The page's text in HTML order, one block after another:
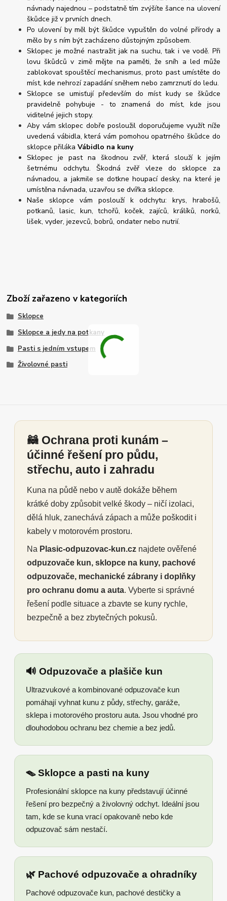
návnady najednou – podstatně tím zvýšíte šance na ulovení
škůdce již v prvních dnech.
Po ulovení by měl být škůdce vypuštěn do volné přírody a
mělo by s ním být zacházeno důstojným způsobem.
Sklopec je možné nastražit jak na suchu, tak i ve vodě. Při
lovu škůdců v zimě mějte na paměti, že sníh a led může
zablokovat spouštěcí mechanismus, proto past umístěte do
míst, kde nehrozí zapadání sněhem nebo zamrznutí do ledu.
Sklopce se umisťují především do míst kudy se škůdce
pravidelně pohybuje - to znamená do míst, kde jsou
viditelné jejich stopy.
Aby vám sklopec dobře posloužil doporučujeme využít níže
uvedená vábidla, která vám pomohou opatrného škůdce do
sklopce přilákaVábidlo na kuny
Sklopec je past na škodnou zvěř, která slouží k jejím
šetrnému odchytu. Škodná zvěř vleze do sklopce za
návnadou, a jakmile se dotkne houpací desky, na které je
umístěna návnada, uzavřou se dvířka sklopce.
Naše sklopce vám poslouží k odchytu: krys, hrabošů,
potkanů, lasic, kun, tchořů, koček, zajíců, králíků, norků,
lišek, vyder, jezevců, bobrů, ondater nebo nutrií.
Zboží zařazeno v kategoriích
Sklopce
Sklopce a jedy na potkany
Pasti s jedním vstupem
Živolovné pasti
🦝 Ochrana proti kunám –
účinné řešení pro půdu,
střechu, auto i zahradu
Kuna na půdě nebo v autě dokáže během
krátké doby způsobit velké škody – ničí izolaci,
dělá hluk, zanechává zápach a může poškodit i
kabely v motorovém prostoru.
Na Plasic-odpuzovac-kun.cz najdete ověřené
odpuzovače kun, sklopce na kuny, pachové
odpuzovače, mechanické zábrany i doplňky
pro ochranu domu a auta. Vyberte si správné
řešení podle situace a zbavte se kuny rychle,
bezpečně a bez zbytečných pokusů.
🔊 Odpuzovače a plašiče kun
Ultrazvukové a kombinované odpuzovače kun
pomáhají vyhnat kunu z půdy, střechy, garáže,
sklepa i motorového prostoru auta. Jsou vhodné pro
dlouhodobou ochranu bez chemie a bez jedů.
🪤 Sklopce a pasti na kuny
Profesionální sklopce na kuny představují účinné
řešení pro bezpečný a živolovný odchyt. Ideální jsou
tam, kde se kuna vrací opakovaně nebo kde
odpuzovač sám nestačí.
🌿 Pachové odpuzovače a ohradníky
Pachové odpuzovače kun, pachové destičky a